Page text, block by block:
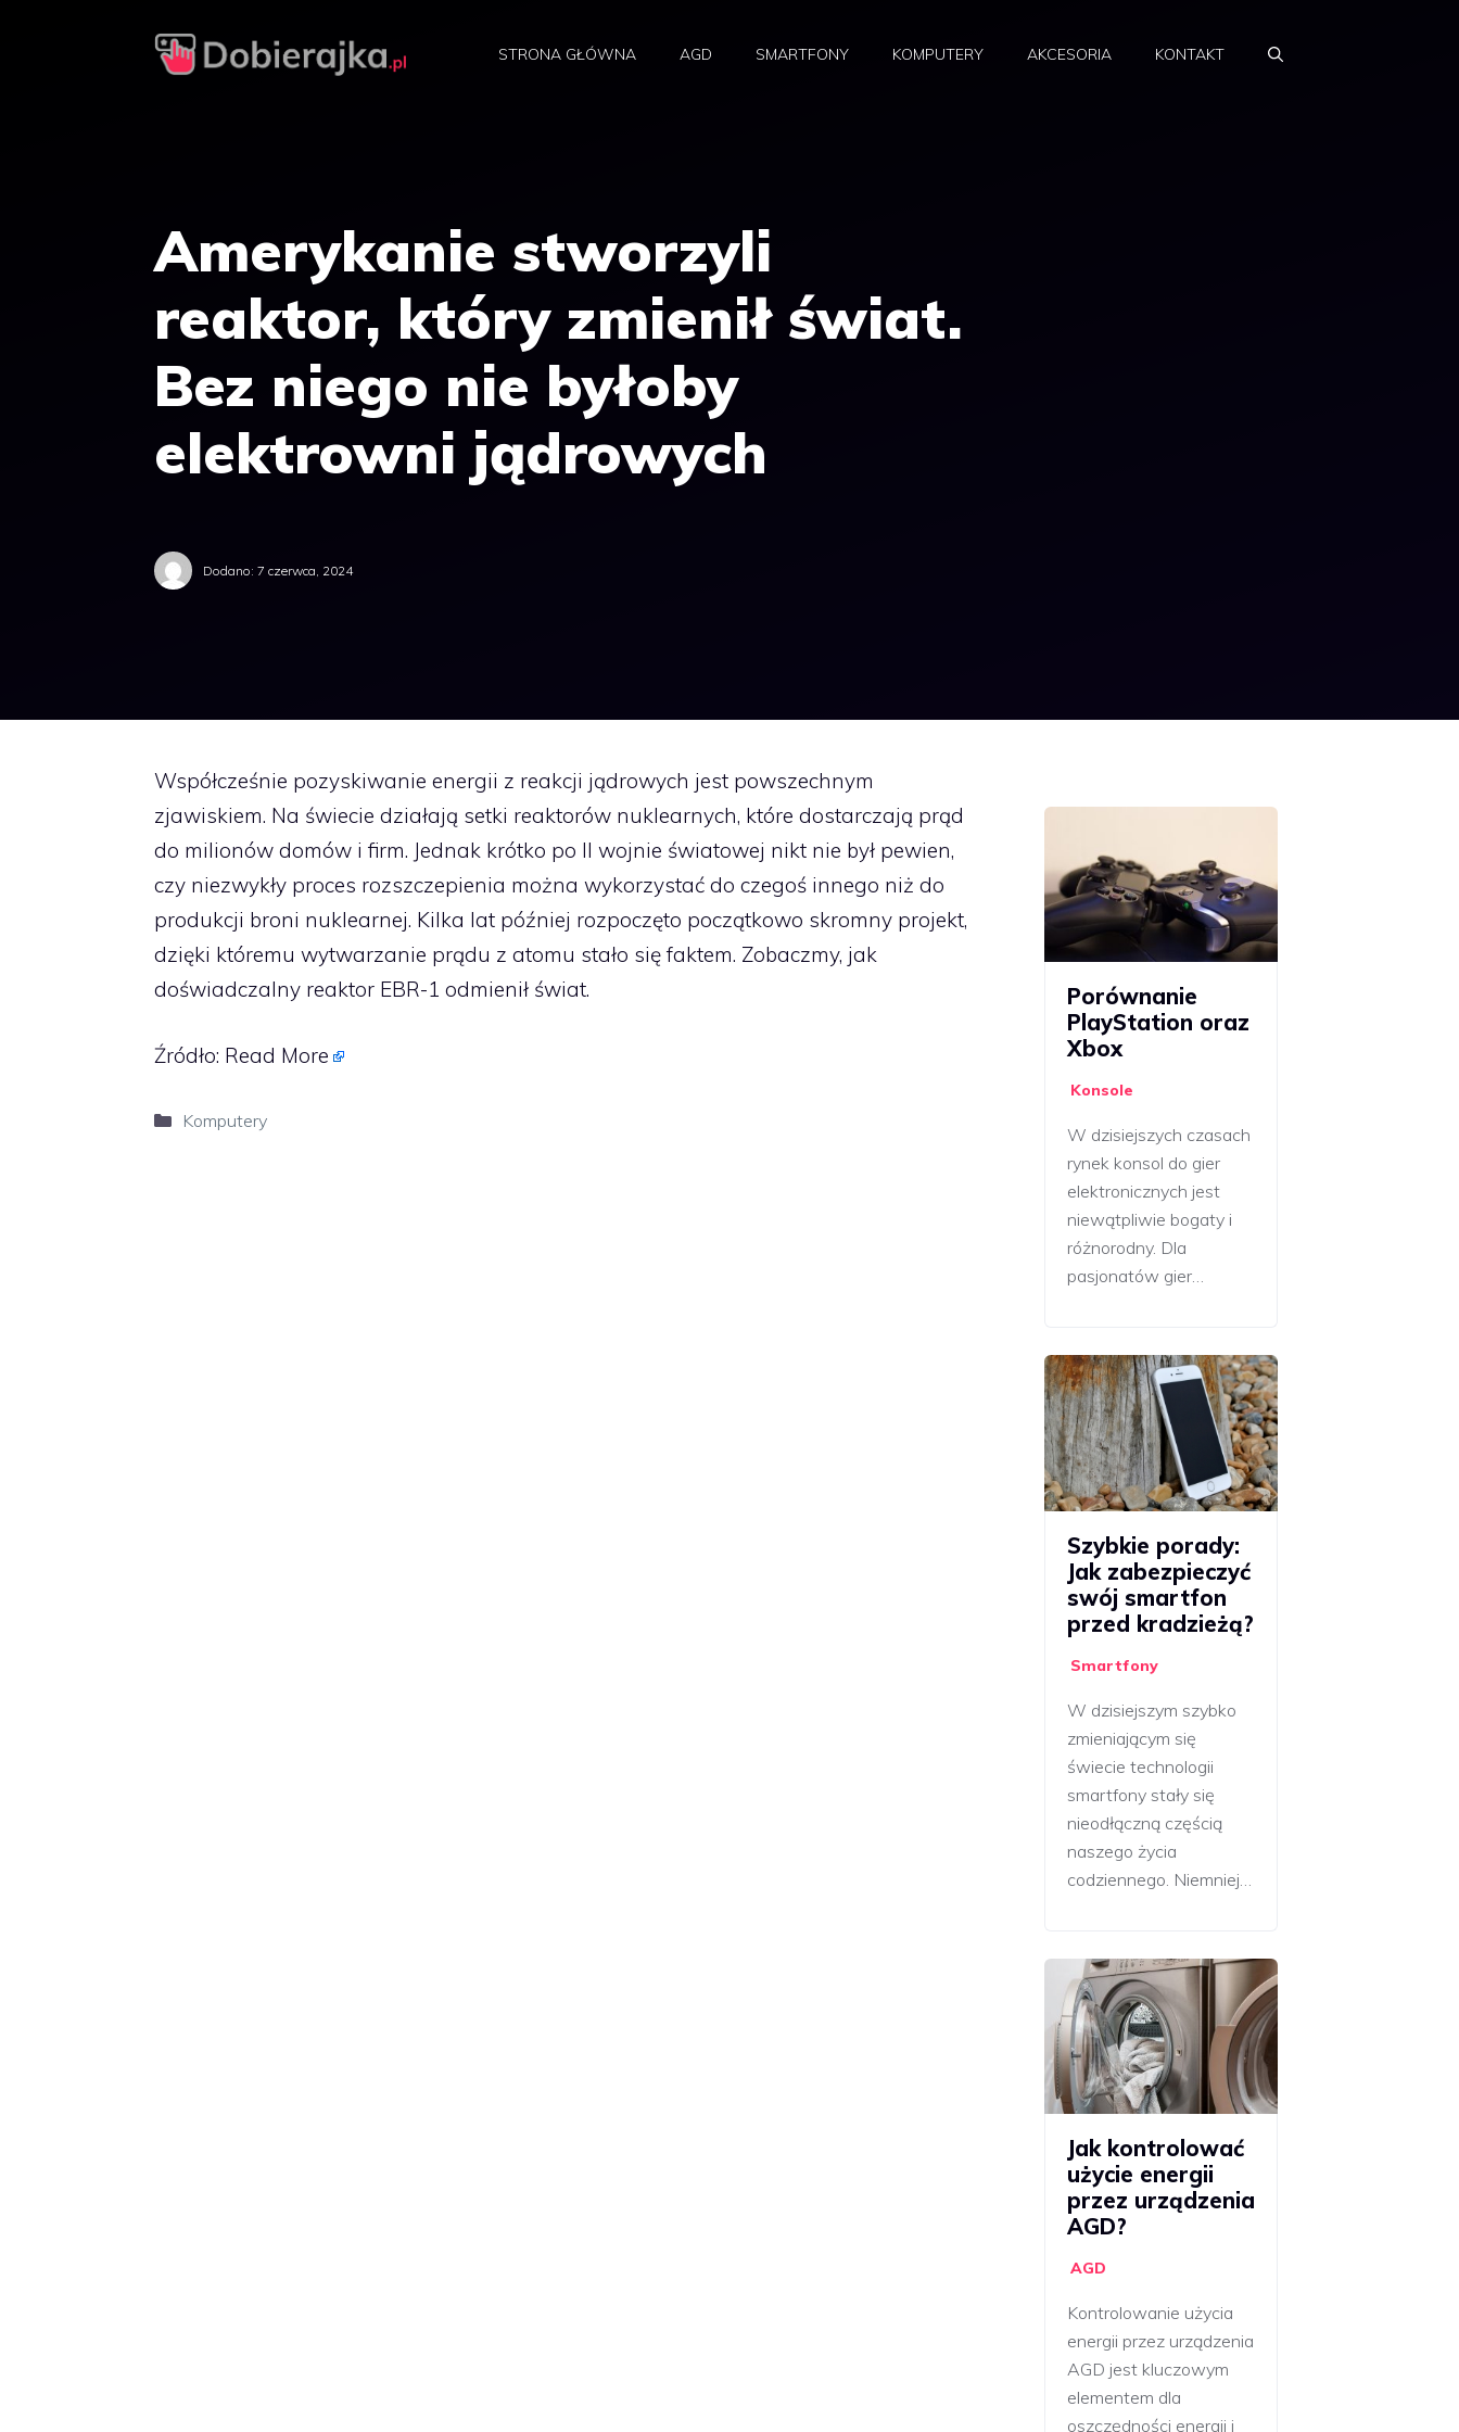
STRONA GŁÓWNA AGD SMARTFONY KOMPUTERY AKCESORIA KONTAKT
Amerykanie stworzyli
reaktor, który zmienił świat.
Bez niego nie byłoby
elektrowni jądrowych
Dodano: 7 czerwca, 2024
Współcześnie pozyskiwanie energii z reakcji jądrowych jest powszechnym
zjawiskiem. Na świecie działają setki reaktorów nuklearnych, które dostarczają prąd
do milionów domów i firm. Jednak krótko po II wojnie światowej nikt nie był pewien,
czy niezwykły proces rozszczepienia można wykorzystać do czegoś innego niż do
produkcji broni nuklearnej. Kilka lat później rozpoczęto początkowo skromny projekt,
dzięki któremu wytwarzanie prądu z atomu stało się faktem. Zobaczmy, jak
doświadczalny reaktor EBR-1 odmienił świat.
Źródło: Read More
Kategorie
Komputery
Porównanie
PlayStation oraz
Xbox
Konsole
W dzisiejszych czasach
rynek konsol do gier
elektronicznych jest
niewątpliwie bogaty i
różnorodny. Dla
pasjonatów gier…
Szybkie porady:
Jak zabezpieczyć
swój smartfon
przed kradzieżą?
Smartfony
W dzisiejszym szybko
zmieniającym się
świecie technologii
smartfony stały się
nieodłączną częścią
naszego życia
codziennego. Niemniej…
Jak kontrolować
użycie energii
przez urządzenia
AGD?
AGD
Kontrolowanie użycia
energii przez urządzenia
AGD jest kluczowym
elementem dla
oszczędności energii i